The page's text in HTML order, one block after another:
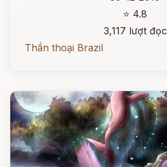
⭐ 4.8
3,117 lượt đọc
Thần thoại Brazil